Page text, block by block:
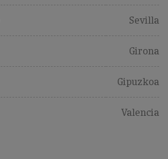
Sevilla
Girona
Gipuzkoa
Valencia